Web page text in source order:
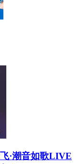
·潮音如歌LIVE